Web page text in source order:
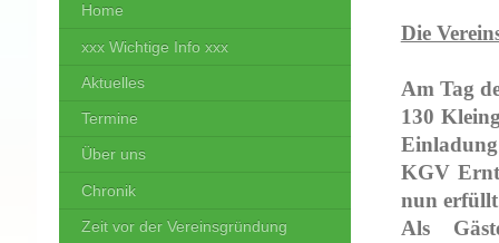
Die
Am Tag
130
KGV
nun
Als
Home
xxx Wichtige Info xxx
Aktuelles
Termine
Über uns
Chronik
Zeit vor der Vereinsgründung